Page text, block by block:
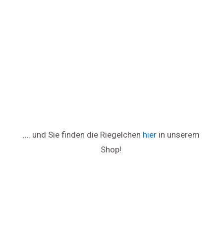
…. und Sie finden die Riegelchen hierin unserem
Shop!